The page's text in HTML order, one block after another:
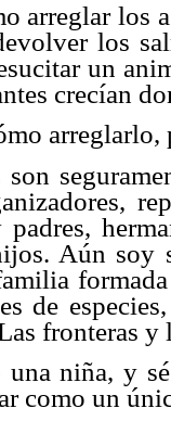
arreglar los
los
un
crecían
padres,
Aún soy
de
fronteras
niña, y
como un